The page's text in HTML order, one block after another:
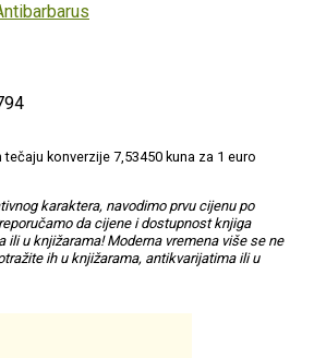
konverzije 7,53450 kuna za 1 euro
karaktera, navodimo prvu cijenu po
da cijene i dostupnost knjiga
ili u knjižarama! Moderna vremena više se ne
ih u knjižarama, antikvarijatima ili u